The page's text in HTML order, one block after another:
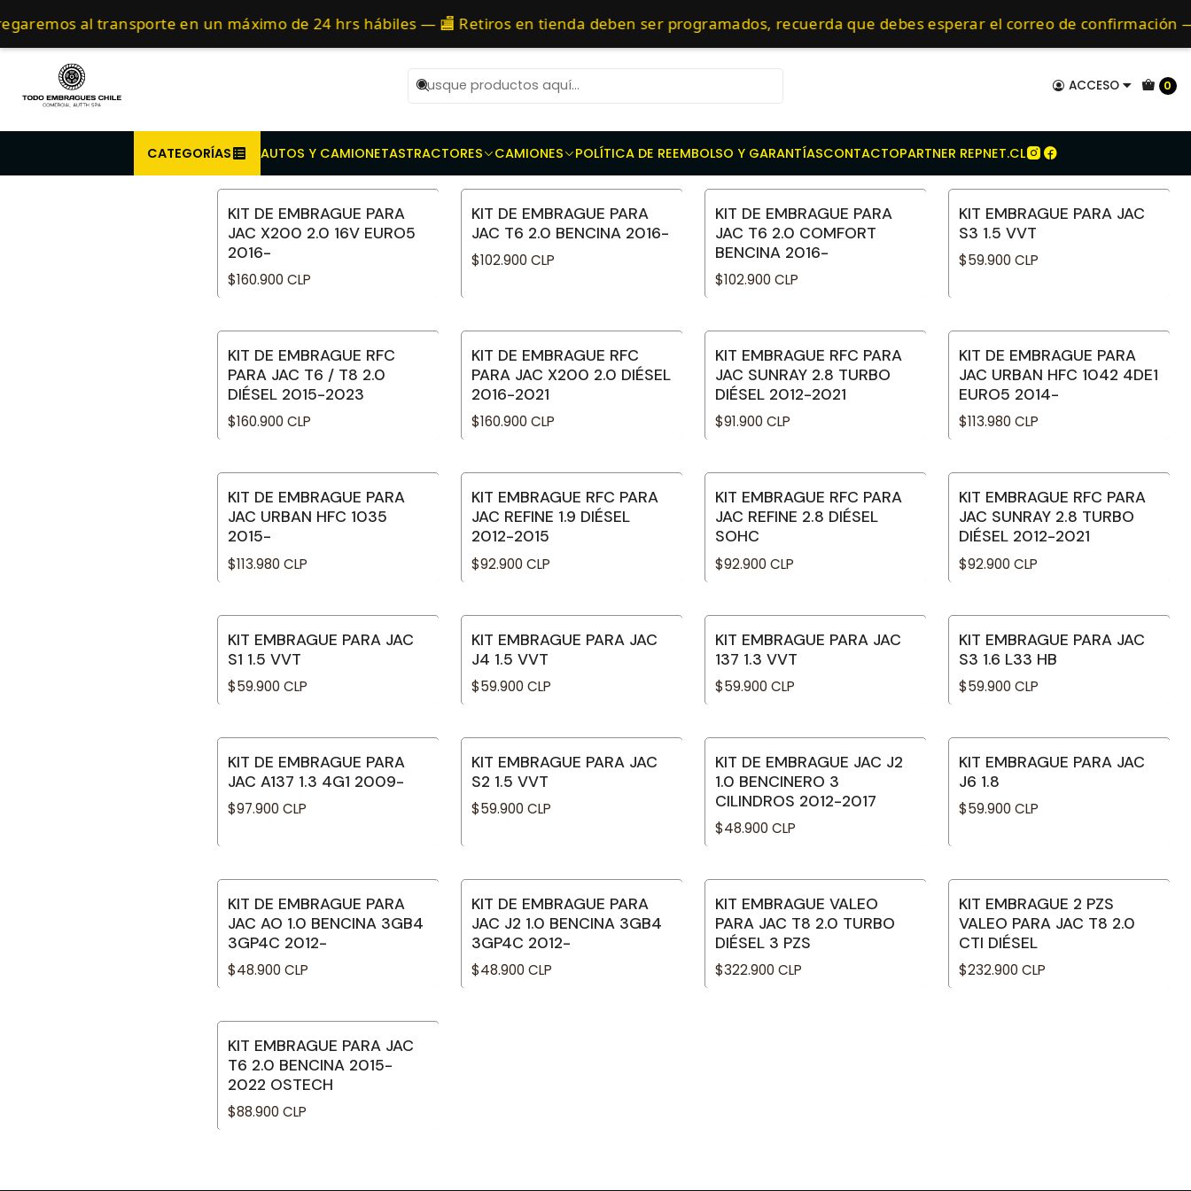
ACCESO 0
al transporte en un máximo de 24 hrs hábiles — 🏬 Retiros en tienda deben ser programados, recuerda que debes esperar el correo de confirmación —
CATEGORÍAS AUTOS Y CAMIONETASTRACTORES CAMIONES POLÍTICA DE REEMBOLSO Y GARANTÍASCONTACTOPARTNER REPNET.CL
Compra antes de las 10 AM de Lunes a Viernes y entregaremos al transporte en un máximo de 24 hrs hábiles.
Inicio Repuestos para vehículos automotrices Repuestos de transmisión Kit de Embragues Embragues para Jac
Embragues para Jac
KIT DE EMBRAGUE PARA
JAC X200 2.0 16V EURO5
2016-
$160.900 CLP
KIT DE EMBRAGUE PARA
JAC T6 2.0 BENCINA 2016-
$102.900 CLP
KIT DE EMBRAGUE PARA
JAC T6 2.0 COMFORT
BENCINA 2016-
$102.900 CLP
KIT EMBRAGUE PARA JAC
S3 1.5 VVT
$59.900 CLP
KIT DE EMBRAGUE RFC
PARA JAC T6 / T8 2.0
DIÉSEL 2015-2023
$160.900 CLP
KIT DE EMBRAGUE RFC
PARA JAC X200 2.0 DIÉSEL
2016-2021
$160.900 CLP
KIT EMBRAGUE RFC PARA
JAC SUNRAY 2.8 TURBO
DIÉSEL 2012-2021
$91.900 CLP
KIT DE EMBRAGUE PARA
JAC URBAN HFC 1042 4DE1
EURO5 2014-
$113.980 CLP
KIT DE EMBRAGUE PARA
JAC URBAN HFC 1035
2015-
$113.980 CLP
KIT EMBRAGUE RFC PARA
JAC REFINE 1.9 DIÉSEL
2012-2015
$92.900 CLP
KIT EMBRAGUE RFC PARA
JAC REFINE 2.8 DIÉSEL
SOHC
$92.900 CLP
KIT EMBRAGUE RFC PARA
JAC SUNRAY 2.8 TURBO
DIÉSEL 2012-2021
$92.900 CLP
KIT EMBRAGUE PARA JAC
S1 1.5 VVT
$59.900 CLP
KIT EMBRAGUE PARA JAC
J4 1.5 VVT
$59.900 CLP
KIT EMBRAGUE PARA JAC
137 1.3 VVT
$59.900 CLP
KIT EMBRAGUE PARA JAC
S3 1.6 L33 HB
$59.900 CLP
KIT DE EMBRAGUE PARA
JAC A137 1.3 4G1 2009-
$97.900 CLP
KIT EMBRAGUE PARA JAC
S2 1.5 VVT
$59.900 CLP
KIT DE EMBRAGUE JAC J2
1.0 BENCINERO 3
CILINDROS 2012-2017
$48.900 CLP
KIT EMBRAGUE PARA JAC
J6 1.8
$59.900 CLP
KIT DE EMBRAGUE PARA
JAC AO 1.0 BENCINA 3GB4
3GP4C 2012-
$48.900 CLP
KIT DE EMBRAGUE PARA
JAC J2 1.0 BENCINA 3GB4
3GP4C 2012-
$48.900 CLP
No disponible
KIT EMBRAGUE VALEO
PARA JAC T8 2.0 TURBO
DIÉSEL 3 PZS
$322.900 CLP
No disponible
KIT EMBRAGUE 2 PZS
VALEO PARA JAC T8 2.0
CTI DIÉSEL
$232.900 CLP
No disponible
KIT EMBRAGUE PARA JAC
T6 2.0 BENCINA 2015-
2022 OSTECH
$88.900 CLP